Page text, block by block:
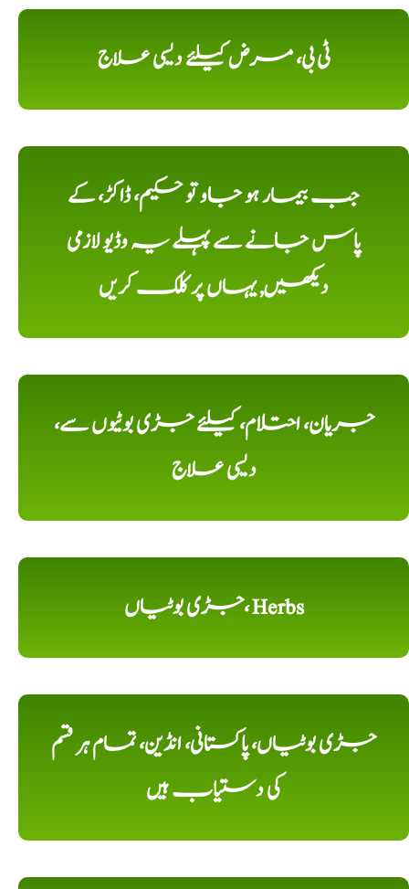
ٹی بی، مرض کیلئے دیسی علاج
جب بیمار ہو جاو تو حکیم، ڈاکڑ، کے
پاس جانے سے پہلے یہ وڈیو لازمی
دیکھیں, یہاں پر کلک کریں
جریان، احتلام، کیلئے جڑی بوٹیوں سے،
دیسی علاج
جڑی بوٹیاں، Herbs
جڑی بوٹیاں، پاکستانی، انڈین، تمام ہر قسم
کی دستیاب ہیں